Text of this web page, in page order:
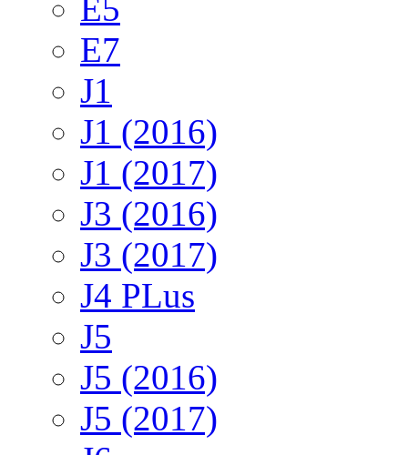
E5
E7
J1
J1 (2016)
J1 (2017)
J3 (2016)
J3 (2017)
J4 PLus
J5
J5 (2016)
J5 (2017)